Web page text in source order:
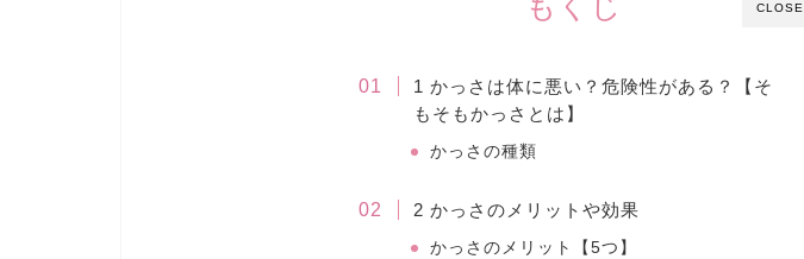
CLOSE
1 かっさは体に悪い？危険性がある？【そ
もそもかっさとは】
かっさの種類
2 かっさのメリットや効果
かっさのメリット【5つ】